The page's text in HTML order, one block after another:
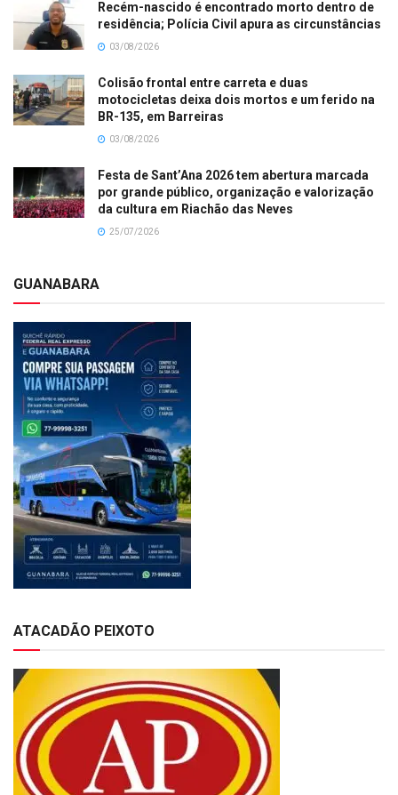
Recém-nascido é encontrado morto dentro de
residência; Polícia Civil apura as circunstâncias
03/08/2026
Colisão frontal entre carreta e duas
motocicletas deixa dois mortos e um ferido na
BR-135, em Barreiras
03/08/2026
Festa de Sant’Ana 2026 tem abertura marcada
por grande público, organização e valorização
da cultura em Riachão das Neves
25/07/2026
GUANABARA
ATACADÃO PEIXOTO